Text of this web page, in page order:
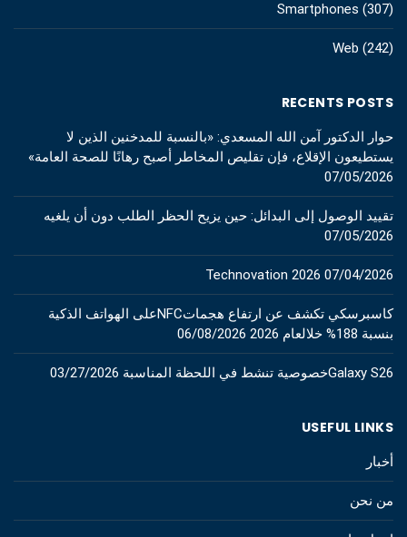
Smartphones (307)
Web (242)
RECENTS POSTS
حوار الدكتور آمن الله المسعدي: «بالنسبة للمدخنين الذين لا
يستطيعون الإقلاع، فإن تقليص المخاطر أصبح رهانًا للصحة العامة»
07/05/2026
تقييد الوصول إلى البدائل: حين يزيح الحظر الطلب دون أن يلغيه
07/05/2026
Technovation 2026 07/04/2026
كاسبرسكي تكشف عن ارتفاع هجماتNFCعلى الهواتف الذكية
بنسبة 188% خلالعام 2026
06/08/2026
Galaxy S26خصوصية تنشط في اللحظة المناسبة 03/27/2026
USEFUL LINKS
أخبار
من نحن